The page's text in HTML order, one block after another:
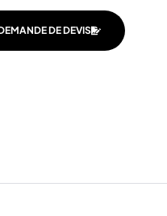
DE DEVIS